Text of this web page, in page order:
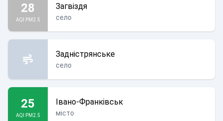
28
AQI PM2.5
Загвіздя
село
Задністрянське
село
25
AQI PM2.5
Івано-Франківськ
місто